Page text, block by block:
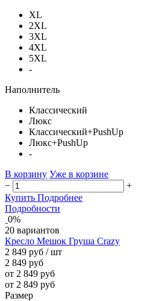
XL
2XL
3XL
4XL
5XL
-
Наполнитель
Классический
Люкс
Классический+PushUp
Люкс+PushUp
-
В корзину Уже в корзине
−
+
Купить Подробнее
Подробности
0%
20 вариантов
Кресло Мешок Груша Crazy
2 849 руб / шт
2 849 руб
от 2 849 руб
от 2 849 руб
Размер